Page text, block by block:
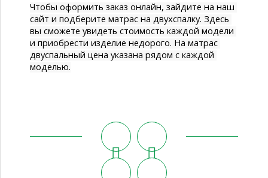
Чтобы оформить заказ онлайн, зайдите на наш
сайт и подберите матрас на двухспалку. Здесь
вы сможете увидеть стоимость каждой модели
и приобрести изделие недорого. На матрас
двуспальный цена указана рядом с каждой
моделью.